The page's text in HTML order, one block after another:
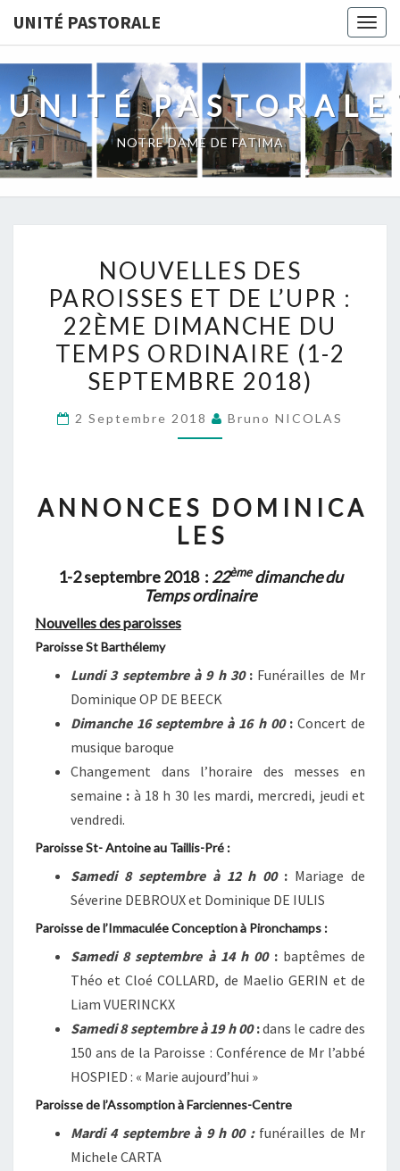
content
UNITÉ PASTORALE
UNITÉ PASTORALE
NOTRE DAME DE FATIMA
DES
PAROISSES
ET
DE
L’UPR
:
22ÈME
DIMANCHE
ORDINAIRE
(1-
SEPTEMBRE
NOUVELLES DES
PAROISSES ET DE L’UPR :
22ÈME DIMANCHE DU
TEMPS ORDINAIRE (1-2
SEPTEMBRE 2018)
2 Septembre 2018 Bruno NICOLAS
A N N O N C E S D O M I N I C A
L E S
1-2 septembre 2018 : 22èmedimanche du
Temps ordinaire
Nouvelles des paroisses
Paroisse St Barthélemy
Lundi 3 septembre à 9 h 30: Funérailles de Mr
Dominique OP DE BEECK
Dimanche 16 septembre à 16 h 00:Concert de
musique baroque
Changement dans l’horaire des messes en
semaine : à 18 h 30 les mardi, mercredi, jeudi et
vendredi.
Paroisse St- Antoine au Taillis-Pré :
Samedi 8 septembre à 12 h 00: Mariage de
Séverine DEBROUX et Dominique DE IULIS
Paroisse de l’Immaculée Conception à Pironchamps :
Samedi 8 septembre à 14 h 00: baptêmes de
Théo et Cloé COLLARD, de Maelio GERIN et de
Liam VUERINCKX
Samedi 8 septembre à 19 h 00:dans le cadre des
150 ans de la Paroisse : Conférence de Mr l’abbé
HOSPIED : « Marie aujourd’hui »
Paroisse de l’Assomption à Farciennes-Centre
Mardi 4 septembre à 9 h 00 : funérailles de Mr
Michele CARTA